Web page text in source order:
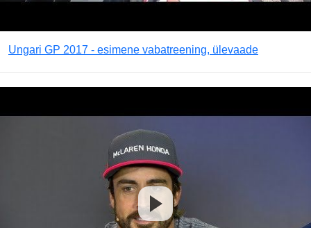
Ungari GP 2017 - esimene vabatreening, ülevaade